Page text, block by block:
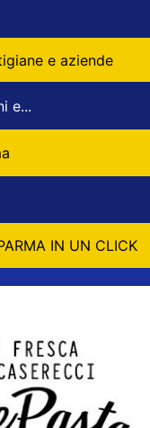
e aziende
e...
IN UN CLICK